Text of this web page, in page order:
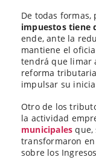
De todas
impuestos tiene
ende, ante la
mantiene el
tendrá que limar
reforma
impulsar su
Otro de los
la actividad
municipales que,
transformaron
sobre los